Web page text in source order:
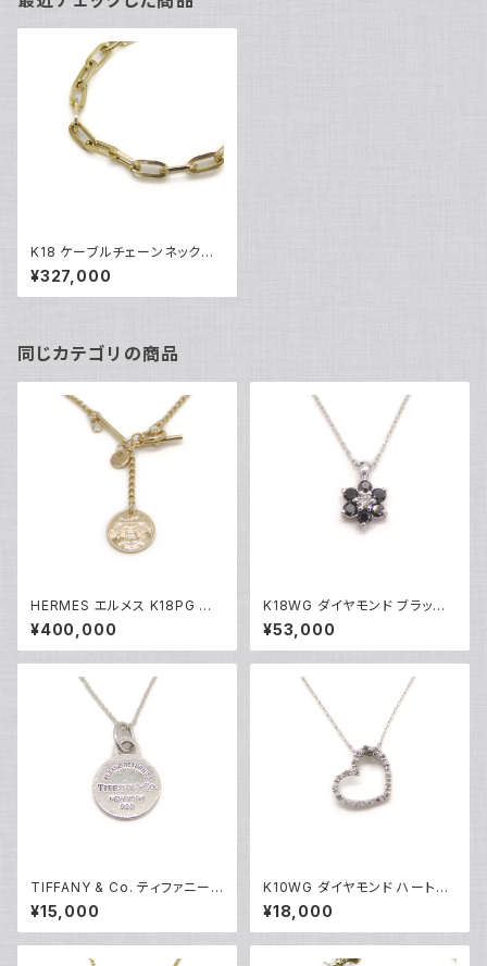
K18 ケーブルチェーンネックレ
ス 18金 ネックレスチェーン Y0
5004
¥327,000
同じカテゴリの商品
HERMES エルメス K18PG エ
クスリブリスPM 1Pダイヤモンド
ネックレス 18金 ピンクゴールド
Y05123
¥400,000
K18WG ダイヤモンド ブラック
ダイヤ フラワーデザイン ペンダ
ント ネックレス 18金 ホワイトゴ
ールド アズキチェーン Y05103
¥53,000
TIFFANY & Co. ティファニー
リターントゥ ラウンドタグ ネック
レス シルバー925 アズキチェー
ン Y05235
¥15,000
K10WG ダイヤモンド ハートペ
ンダント ネックレス 10金 ホワ
イトゴールド アズキチェーン Y0
4907
¥18,000